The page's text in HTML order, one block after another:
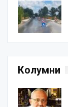
Колумни